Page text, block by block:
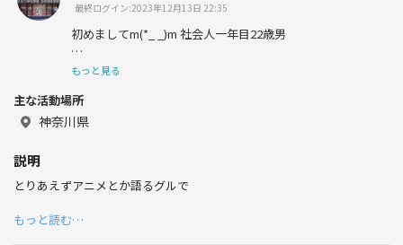
最終ログイン:2023年12月13日 22:35
初めましてm(*_ _)m 社会人一年目22歳男
出身は群馬で、現在住んでるのは神奈川です
趣味はアニメ、ゲーム、映画等色々
いので、良ければお話したいです！
もっと見る
主な活動場所
神奈川県
説明
とりあえずアニメとか語るグルで
もっと読む…